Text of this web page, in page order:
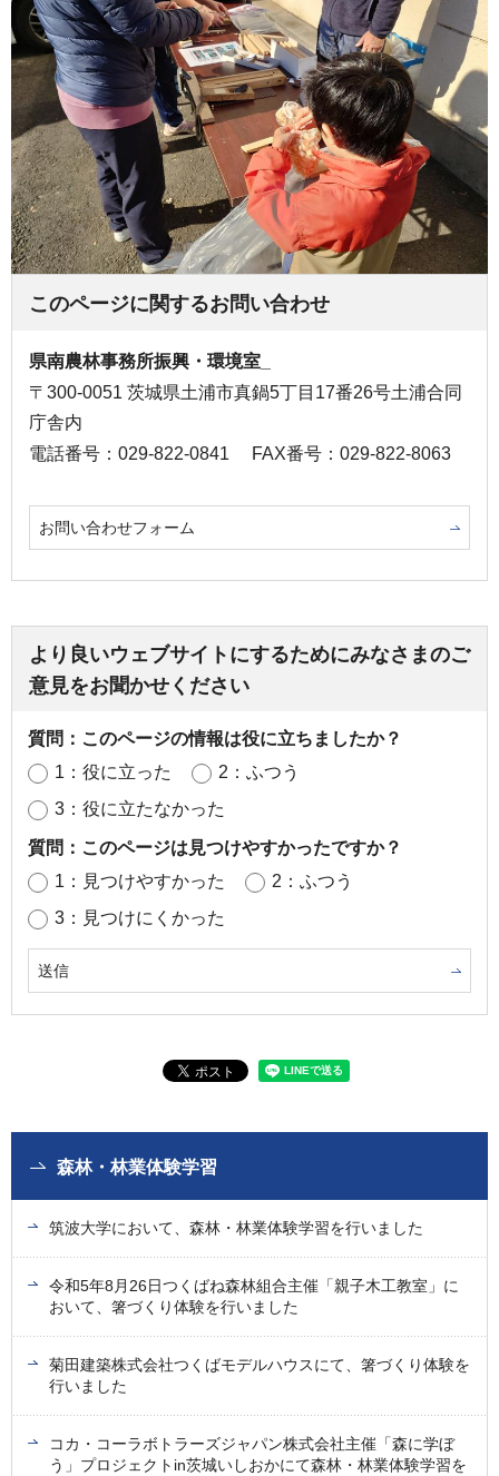
このページに関するお問い合わせ
県南農林事務所振興・環境室_
〒300-0051 茨城県土浦市真鍋5丁目17番26号土浦合同
庁舎内
電話番号：029-822-0841
FAX番号：029-822-8063
お問い合わせフォーム
より良いウェブサイトにするためにみなさまのご
意見をお聞かせください
質問：このページの情報は役に立ちましたか？
1：役に立った
2：ふつう
3：役に立たなかった
質問：このページは見つけやすかったですか？
1：見つけやすかった
2：ふつう
3：見つけにくかった
森林・林業体験学習
筑波大学において、森林・林業体験学習を行いました
令和5年8月26日つくばね森林組合主催「親子木工教室」に
おいて、箸づくり体験を行いました
菊田建築株式会社つくばモデルハウスにて、箸づくり体験を
行いました
コカ・コーラボトラーズジャパン株式会社主催「森に学ぼ
う」プロジェクトin茨城いしおかにて森林・林業体験学習を